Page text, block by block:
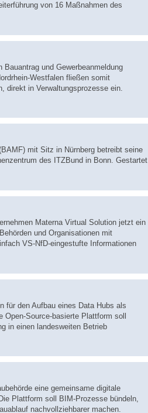
von 16 Maßnahmen des
und Gewerbeanmeldung
Westfalen fließen somit
direkt in Verwaltungsprozesse ein.
mit Sitz in Nürnberg betreibt seine
des ITZBund in Bonn. Gestartet
Materna Virtual Solution jetzt ein
und Organisationen mit
VS-NfD-eingestufte Informationen
für den Aufbau eines Data Hubs als
Source-basierte Plattform soll
in einen landesweiten Betrieb
eine gemeinsame digitale
Plattform soll BIM-Prozesse bündeln,
nachvollziehbarer machen.